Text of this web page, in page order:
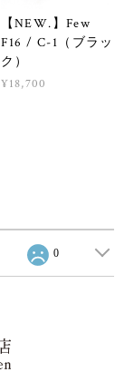
【NEW.】Few
F16 / C-1（ブラッ
ク）
¥18,700
0